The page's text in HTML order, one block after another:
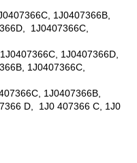
1J0407366B,
1J0407366C,
1J0407366D,
1J0407366C,
1J0407366B,
D, 1J0 407366 C, 1J0